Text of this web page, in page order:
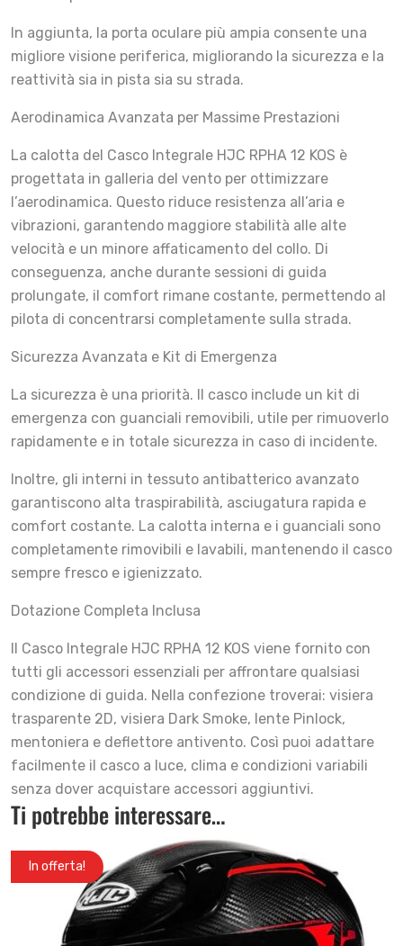
In aggiunta, la porta oculare più ampia consente una
migliore visione periferica, migliorando la sicurezza e la
reattività sia in pista sia su strada.
Aerodinamica Avanzata per Massime Prestazioni
La calotta del Casco Integrale HJC RPHA 12 KOS è
progettata in galleria del vento per ottimizzare
l’aerodinamica. Questo riduce resistenza all’aria e
vibrazioni, garantendo maggiore stabilità alle alte
velocità e un minore affaticamento del collo. Di
conseguenza, anche durante sessioni di guida
prolungate, il comfort rimane costante, permettendo al
pilota di concentrarsi completamente sulla strada.
Sicurezza Avanzata e Kit di Emergenza
La sicurezza è una priorità. Il casco include un kit di
emergenza con guanciali removibili, utile per rimuoverlo
rapidamente e in totale sicurezza in caso di incidente.
Inoltre, gli interni in tessuto antibatterico avanzato
garantiscono alta traspirabilità, asciugatura rapida e
comfort costante. La calotta interna e i guanciali sono
completamente rimovibili e lavabili, mantenendo il casco
sempre fresco e igienizzato.
Dotazione Completa Inclusa
Il Casco Integrale HJC RPHA 12 KOS viene fornito con
tutti gli accessori essenziali per affrontare qualsiasi
condizione di guida. Nella confezione troverai: visiera
trasparente 2D, visiera Dark Smoke, lente Pinlock,
mentoniera e deflettore antivento. Così puoi adattare
facilmente il casco a luce, clima e condizioni variabili
senza dover acquistare accessori aggiuntivi.
Ti potrebbe interessare…
In offerta!